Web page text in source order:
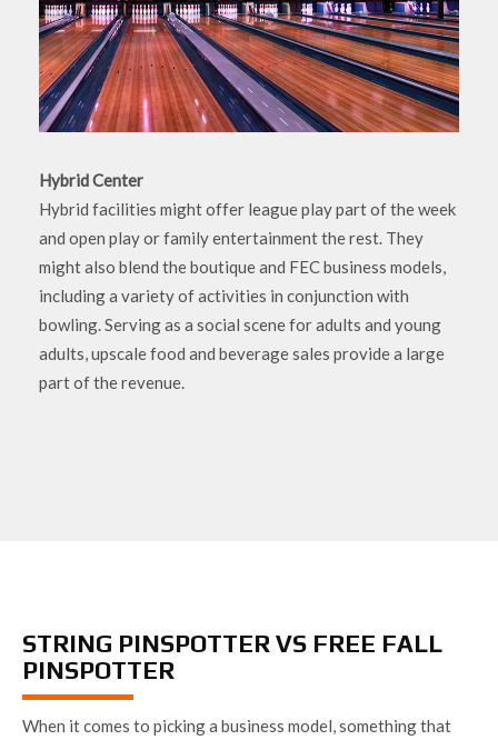
Hybrid Center
Hybrid facilities might offer league play part of the week
and open play or family entertainment the rest. They
might also blend the boutique and FEC business models,
including a variety of activities in conjunction with
bowling. Serving as a social scene for adults and young
adults, upscale food and beverage sales provide a large
part of the revenue.
STRING PINSPOTTER VS FREE FALL
PINSPOTTER
When it comes to picking a business model, something that